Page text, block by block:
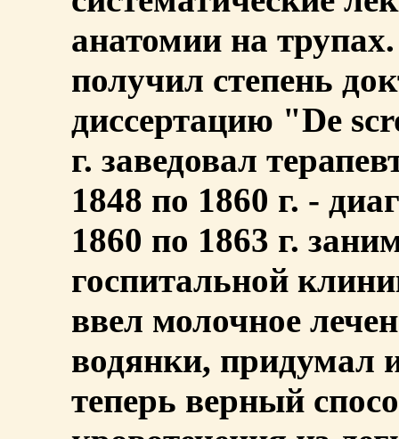
анатомии на
получил степень
диссертацию "De
г. заведовал
1848 по 1860 г. -
1860 по 1863 г.
госпитальной
ввел молочное
водянки, придумал
теперь верный